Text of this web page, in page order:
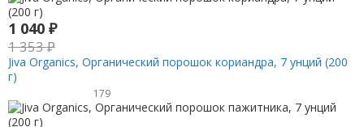
1 040 ₽
1 353₽
Jiva Organics, Органический порошок кориандра, 7 унций (200
г)
179